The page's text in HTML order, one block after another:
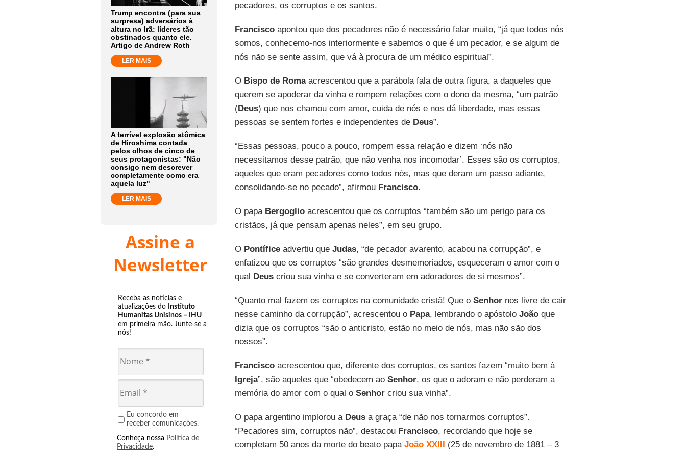
Trump encontra (para sua
surpresa) adversários à
altura no Irã: líderes tão
obstinados quanto ele.
Artigo de Andrew Roth
LER MAIS
A terrível explosão atômica
de Hiroshima contada
pelos olhos de cinco de
seus protagonistas: "Não
consigo nem descrever
completamente como era
aquela luz"
LER MAIS
Assine a
Newsletter
Receba as notícias e
atualizações do Instituto
Humanitas Unisinos – IHU
em primeira mão. Junte-se a
nós!
Eu concordo em
receber comunicações.
Conheça nossa Política de
Privacidade.
pecadores, os corruptos e os santos.
Franciscoapontou que dos pecadores não é necessário falar muito, “já que todos nós
somos, conhecemo-nos interiormente e sabemos o que é um pecador, e se algum de
nós não se sente assim, que vá à procura de um médico espiritual”.
O Bispo de Romaacrescentou que a parábola fala de outra figura, a daqueles que
querem se apoderar da vinha e rompem relações com o dono da mesma, “um patrão
(Deus) que nos chamou com amor, cuida de nós e nos dá liberdade, mas essas
pessoas se sentem fortes e independentes de Deus”.
“Essas pessoas, pouco a pouco, rompem essa relação e dizem ‘nós não
necessitamos desse patrão, que não venha nos incomodar’. Esses são os corruptos,
aqueles que eram pecadores como todos nós, mas que deram um passo adiante,
consolidando-se no pecado”, afirmou Francisco.
O papa Bergoglioacrescentou que os corruptos “também são um perigo para os
cristãos, já que pensam apenas neles”, em seu grupo.
O Pontíficeadvertiu que Judas, “de pecador avarento, acabou na corrupção”, e
enfatizou que os corruptos “são grandes desmemoriados, esqueceram o amor com o
qual Deuscriou sua vinha e se converteram em adoradores de si mesmos”.
“Quanto mal fazem os corruptos na comunidade cristã! Que o Senhornos livre de cair
nesse caminho da corrupção”, acrescentou o Papa, lembrando o apóstolo Joãoque
dizia que os corruptos “são o anticristo, estão no meio de nós, mas não são dos
nossos”.
Franciscoacrescentou que, diferente dos corruptos, os santos fazem “muito bem à
Igreja”, são aqueles que “obedecem ao Senhor, os que o adoram e não perderam a
memória do amor com o qual o Senhorcriou sua vinha”.
O papa argentino implorou a Deusa graça “de não nos tornarmos corruptos”.
“Pecadores sim, corruptos não”, destacou Francisco, recordando que hoje se
completam 50 anos da morte do beato papa João XXIII (25 de novembro de 1881 – 3